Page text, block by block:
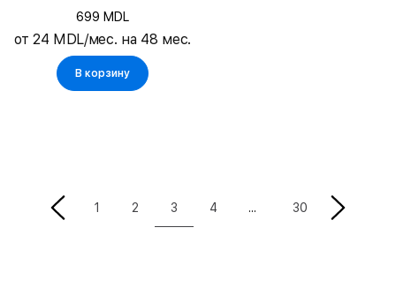
699 MDL
от 24 MDL/мес. на 48 мес.
В корзину
1 2 3 4 30